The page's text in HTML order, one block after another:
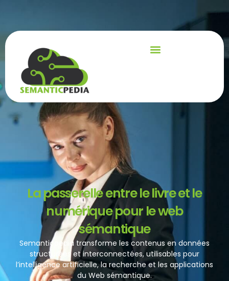
La passerelle entre le livre et le
numérique pour le web
sémantique
Semanticpedia transforme les contenus en données
structurées et interconnectées, utilisables pour
l’intelligence artificielle, la recherche et les applications
du Web sémantique.